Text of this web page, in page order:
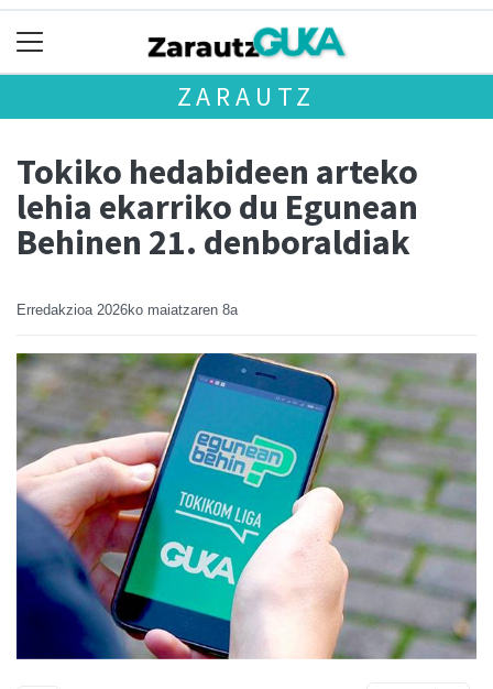
ZARAUTZ
Tokiko hedabideen arteko
lehia ekarriko du Egunean
Behinen 21. denboraldiak
Erredakzioa 2026ko maiatzaren 8a